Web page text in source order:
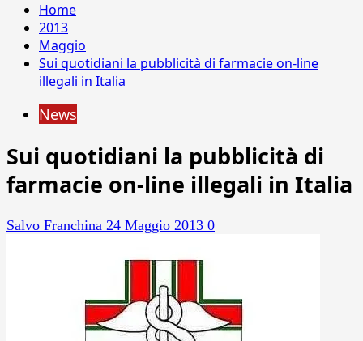
Home
2013
Maggio
Sui quotidiani la pubblicità di farmacie on-line
illegali in Italia
News
Sui quotidiani la pubblicità di
farmacie on-line illegali in Italia
Salvo Franchina 24 Maggio 2013 0